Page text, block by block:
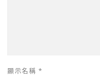
顯示名稱 *